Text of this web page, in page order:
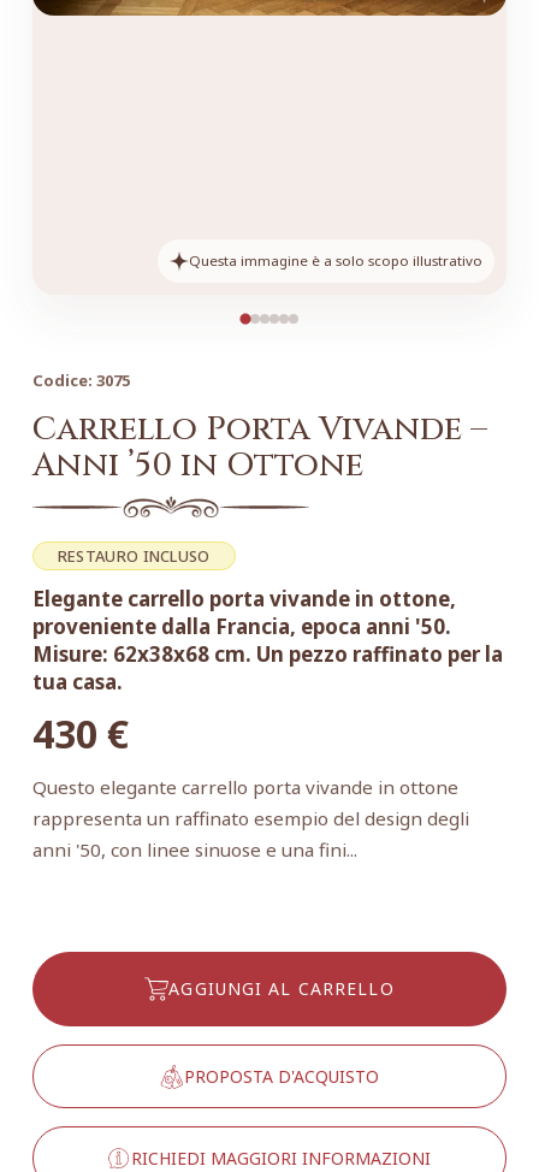
Questa immagine è a solo scopo illustrativo
Codice: 3075
Carrello Porta Vivande –
Anni ’50 in Ottone
RESTAURO INCLUSO
Elegante carrello porta vivande in ottone,
proveniente dalla Francia, epoca anni '50.
Misure: 62x38x68 cm. Un pezzo raffinato per la
tua casa.
430 €
Questo elegante carrello porta vivande in ottone
rappresenta un raffinato esempio del design degli
anni '50, con linee sinuose e una fini...
AGGIUNGI AL CARRELLO
PROPOSTA D'ACQUISTO
RICHIEDI MAGGIORI INFORMAZIONI